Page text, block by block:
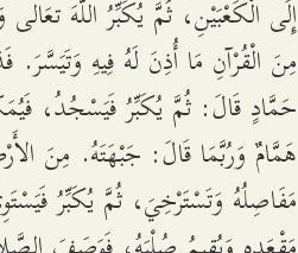
إِلَى الْكَعْبَيْنِ، ثُمَّ يُكَبِّرُ اللَّهَ
مِنَ الْقُرْآنِ مَا أُذِنَ لَهُ فِيهِ
حَمَّادٍ قَالَ: ثُمَّ يُكَبِّرُ فَيَسْجُدُ،
هَمَّامٌ وَرُبَّمَا قَالَ: جَبْهَتَهُ. مِنَ
مَفَاصِلُهُ وَتَسْتَرْخِيَ، ثُمَّ يُكَبِّرُ